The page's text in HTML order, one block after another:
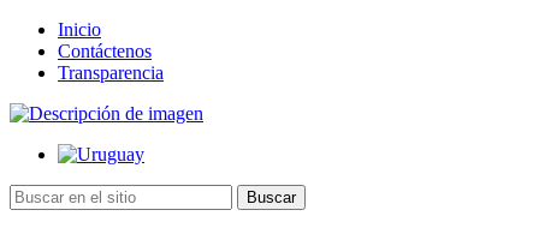
Inicio
Contáctenos
Transparencia